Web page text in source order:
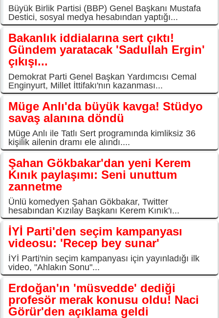
Büyük Birlik Partisi (BBP) Genel Başkanı Mustafa
Destici, sosyal medya hesabından yaptığı...
Bakanlık iddialarına sert çıktı!
Gündem yaratacak 'Sadullah Ergin'
çıkışı...
Demokrat Parti Genel Başkan Yardımcısı Cemal
Enginyurt, Millet İttifakı'nın kazanması...
Müge Anlı'da büyük kavga! Stüdyo
savaş alanına döndü
Müge Anlı ile Tatlı Sert programında kimliksiz 36
kişilik ailenin dramı ele alındı....
Şahan Gökbakar'dan yeni Kerem
Kınık paylaşımı: Seni unuttum
zannetme
Ünlü komedyen Şahan Gökbakar, Twitter
hesabından Kızılay Başkanı Kerem Kınık'ı...
İYİ Parti'den seçim kampanyası
videosu: 'Recep bey sunar'
İYİ Parti'nin seçim kampanyası için yayınladığı ilk
video, "Ahlakın Sonu"...
Erdoğan'ın 'müsvedde' dediği
profesör merak konusu oldu! Naci
Görür'den açıklama geldi